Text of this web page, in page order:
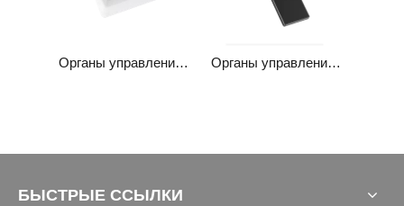
Органы управления JCHN35H3 Органы управления JCHR35C4
БЫСТРЫЕ ССЫЛКИ